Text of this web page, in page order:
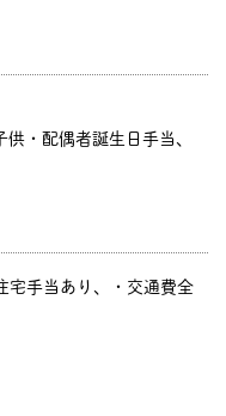
・配偶者誕生日手当、
宅手当あり、・交通費全